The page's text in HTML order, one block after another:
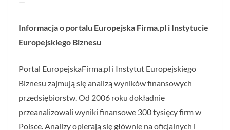
Informacja o portalu Europejska Firma.pl i Instytucie
Europejskiego Biznesu
Portal EuropejskaFirma.pl i Instytut Europejskiego
Biznesu zajmują się analizą wyników finansowych
przedsiębiorstw. Od 2006 roku dokładnie
przeanalizowali wyniki finansowe 300 tysięcy firm w
Polsce. Analizy opierają się głównie na oficjalnych i